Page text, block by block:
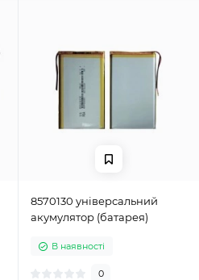
8570130 універсальний
акумулятор (батарея)
В наявності
0